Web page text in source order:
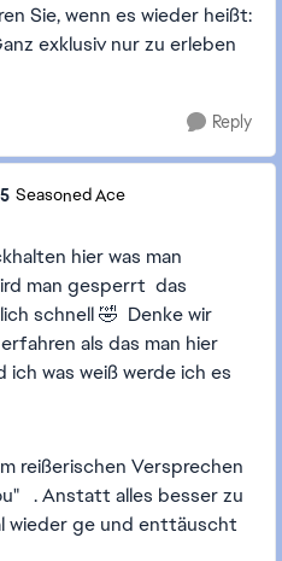
Sie, wenn es wieder heißt:
exklusiv nur zu erleben
Reply
Seasoned Ace
hier was man
man gesperrt das
schnell 🤣 Denke wir
als das man hier
was weiß werde ich es
reißerischen Versprechen
. Anstatt alles besser zu
wieder ge und enttäuscht